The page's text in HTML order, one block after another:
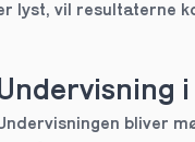
1 ud af 9
årgang?
1.g
lyst, vil resultaterne
bliver